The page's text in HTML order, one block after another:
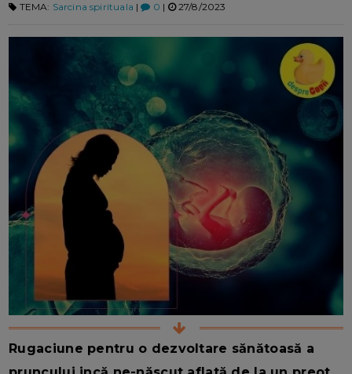
TEMA: Sarcina spirituala | 0 | 27/8/2023
Rugaciune pentru o dezvoltare sănătoasă a